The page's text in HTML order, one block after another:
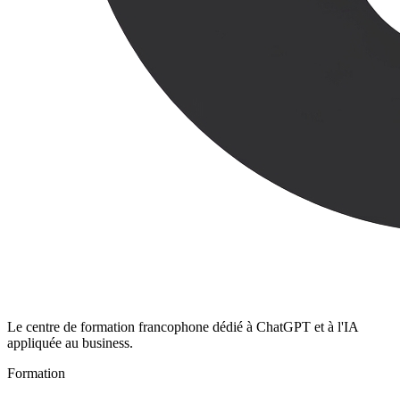
Le centre de formation francophone dédié à ChatGPT et à l'IA
appliquée au business.
Formation